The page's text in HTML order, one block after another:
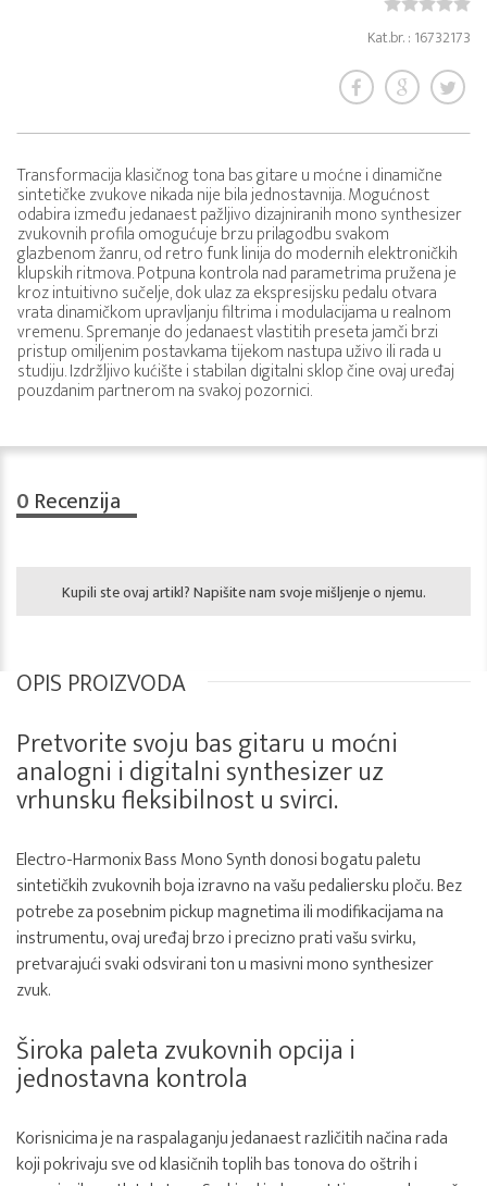
Kat.br. : 16732173
Transformacija klasičnog tona bas gitare u moćne i dinamične
sintetičke zvukove nikada nije bila jednostavnija. Mogućnost
odabira između jedanaest pažljivo dizajniranih mono synthesizer
zvukovnih profila omogućuje brzu prilagodbu svakom
glazbenom žanru, od retro funk linija do modernih elektroničkih
klupskih ritmova. Potpuna kontrola nad parametrima pružena je
kroz intuitivno sučelje, dok ulaz za ekspresijsku pedalu otvara
vrata dinamičkom upravljanju filtrima i modulacijama u realnom
vremenu. Spremanje do jedanaest vlastitih preseta jamči brzi
pristup omiljenim postavkama tijekom nastupa uživo ili rada u
studiju. Izdržljivo kućište i stabilan digitalni sklop čine ovaj uređaj
pouzdanim partnerom na svakoj pozornici.
0 Recenzija
Kupili ste ovaj artikl? Napišite nam svoje mišljenje o njemu.
OPIS PROIZVODA
Pretvorite svoju bas gitaru u moćni
analogni i digitalni synthesizer uz
vrhunsku fleksibilnost u svirci.
Electro-Harmonix Bass Mono Synth donosi bogatu paletu
sintetičkih zvukovnih boja izravno na vašu pedaliersku ploču. Bez
potrebe za posebnim pickup magnetima ili modifikacijama na
instrumentu, ovaj uređaj brzo i precizno prati vašu svirku,
pretvarajući svaki odsvirani ton u masivni mono synthesizer
zvuk.
Široka paleta zvukovnih opcija i
jednostavna kontrola
Korisnicima je na raspalaganju jedanaest različitih načina rada
koji pokrivaju sve od klasičnih toplih bas tonova do oštrih i